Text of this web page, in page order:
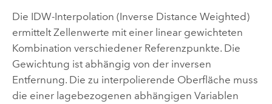
Die IDW-Interpolation (Inverse Distance Weighted)
ermittelt Zellenwerte mit einer linear gewichteten
Kombination verschiedener Referenzpunkte. Die
Gewichtung ist abhängig von der inversen
Entfernung. Die zu interpolierende Oberfläche muss
die einer lagebezogenen abhängigen Variablen